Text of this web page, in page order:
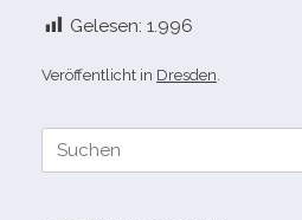
Gelesen: 1.996
Veröffentlicht in Dresden
Suche